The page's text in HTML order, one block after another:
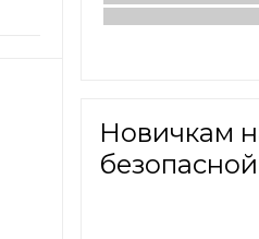
Новичкам